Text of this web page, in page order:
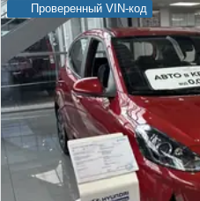
Проверенный VIN-код